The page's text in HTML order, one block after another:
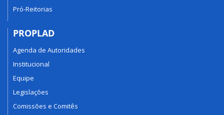
Pró-Reitorias
PROPLAD
Agenda de Autoridades
Institucional
Equipe
Legislações
Comissões e Comitês